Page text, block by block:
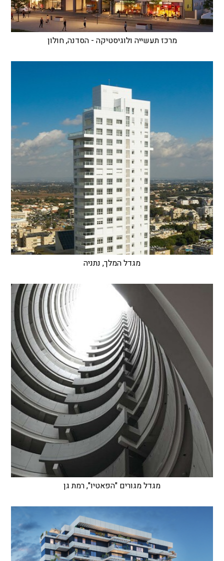
מרכז תעשייה ולוגיסטיקה - הסדנה, חולון
מגדל המלך, נתניה
מגדל מגורים "הפאטיו", רמת גן